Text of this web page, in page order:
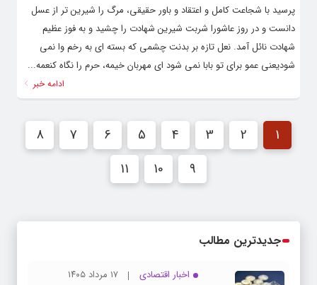
پرسید با شجاعت کامل و اعتقاد و باور حقیقی، مرگ را شیرین ‌تر از عسل
دانست و در روز عاشورا شربت شیرین شهادت را چشید و به فوز عظیم
شهادت نائل آمد. نعل تازه بر بدنت چشمی که بسته ای به رخم وا نمی
شودیعنی عمو برای تو بابا نمی شود ای مهربان خیمه، حرم را نگاه کنعمه...
ادامه خبر
1
2
3
4
5
6
7
8
9
10
11
جدیدترین مطالب
اخبار اقتصادی
۱۷ مرداد ۱۴۰۵